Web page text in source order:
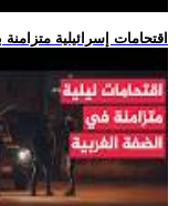
.. 5 اقتحامات إسرائيلية